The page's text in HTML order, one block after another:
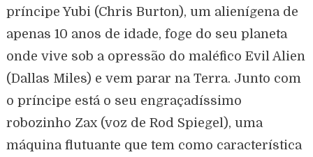
príncipe Yubi (Chris Burton), um alienígena de
apenas 10 anos de idade, foge do seu planeta
onde vive sob a opressão do maléfico Evil Alien
(Dallas Miles) e vem parar na Terra. Junto com
o príncipe está o seu engraçadíssimo
robozinho Zax (voz de Rod Spiegel), uma
máquina flutuante que tem como característica